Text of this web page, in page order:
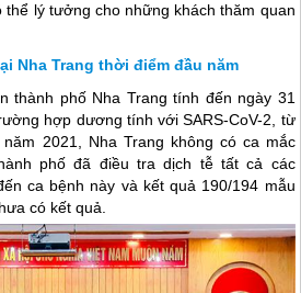
thể lý tưởng cho những khách thăm quan
Nha Trang thời điểm đầu năm
thành phố Nha Trang tính đến ngày 31
hợp dương tính với SARS-CoV-2, từ
2021, Nha Trang không có ca mắc
phố đã điều tra dịch tễ tất cả các
ca bệnh này và kết quả 190/194 mẫu
có kết quả.